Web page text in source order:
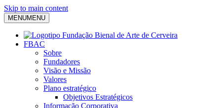
Skip to main content
MENUMENU
FBAC
Sobre
Fundadores
Visão e Missão
Valores
Plano estratégico
Objetivos Estratégicos
Informação Corporativa